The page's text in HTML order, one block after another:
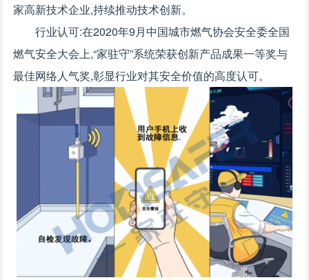
家高新技术企业,持续推动技术创新。
行业认可:在2020年9月中国城市燃气协会安全委全国
燃气安全大会上,“家驻守”系统荣获创新产品成果一等奖与
最佳网络人气奖,彰显行业对其安全价值的高度认可。